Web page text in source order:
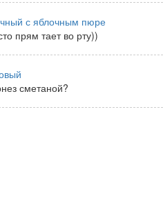
с яблочным пюре
прям тает во рту))
сметаной?